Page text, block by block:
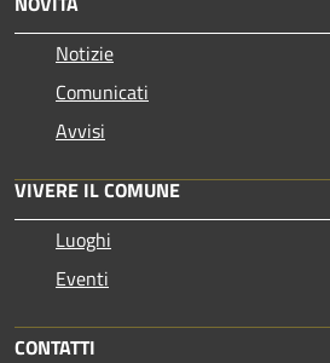
Notizie
Comunicati
Avvisi
VIVERE IL COMUNE
Luoghi
Eventi
CONTATTI